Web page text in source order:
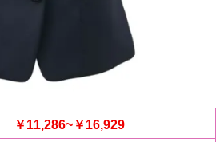
￥11,286~￥16,929